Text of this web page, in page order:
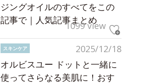
ジングオイルのすべてをこの
記事で｜人気記事まとめ
1099 view
2025/12/18
スキンケア
オルビスユー ドットと一緒に
使ってさらなる美肌に！おす